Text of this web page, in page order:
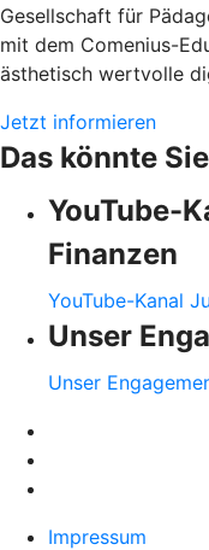
Gesellschaft für
mit dem Comenius-
ästhetisch wertvolle
Jetzt informieren
Das könnte
YouTube-
Finanzen
YouTube-Kanal
Unser
Unser
Impressum